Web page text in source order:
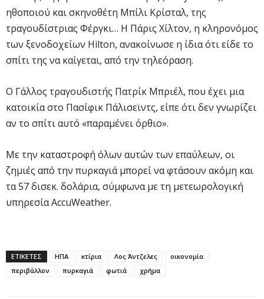
ηθοποιού και σκηνοθέτη Μπίλι Κρίσταλ, της
τραγουδίστριας Φέργκι… Η Πάρις Χίλτον, η κληρονόμος
των ξενοδοχείων Hilton, ανακοίνωσε η ίδια ότι είδε το
σπίτι της να καίγεται, από την τηλεόραση.
Ο Γάλλος τραγουδιστής Πατρίκ Μπριέλ, που έχει μια
κατοικία στο Πασίφικ Πάλισεϊντς, είπε ότι δεν γνωρίζει
αν το σπίτι αυτό «παραμένει όρθιο».
Με την καταστροφή όλων αυτών των επαύλεων, οι
ζημιές από την πυρκαγιά μπορεί να φτάσουν ακόμη και
τα 57 δισεκ. δολάρια, σύμφωνα με τη μετεωρολογική
υπηρεσία AccuWeather.
ΕΤΙΚΕΤΕΣ ΗΠΑ κτίρια Λος Άντζελες
οικονομία
περιβάλλον
πυρκαγιά φωτιά χρήμα